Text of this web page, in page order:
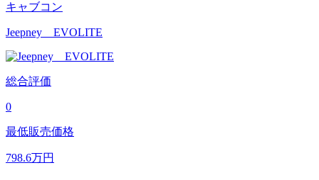
キャブコン
Jeepney EVOLITE
総合評価
0
最低販売価格
798.6万円